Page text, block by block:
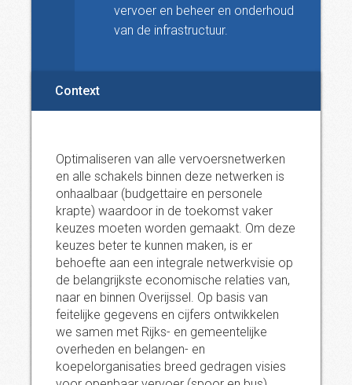
vervoer en beheer en onderhoud
van de infrastructuur.
Context
Optimaliseren van alle vervoersnetwerken
en alle schakels binnen deze netwerken is
onhaalbaar (budgettaire en personele
krapte) waardoor in de toekomst vaker
keuzes moeten worden gemaakt. Om deze
keuzes beter te kunnen maken, is er
behoefte aan een integrale netwerkvisie op
de belangrijkste economische relaties van,
naar en binnen Overijssel. Op basis van
feitelijke gegevens en cijfers ontwikkelen
we samen met Rijks- en gemeentelijke
overheden en belangen- en
koepelorganisaties breed gedragen visies